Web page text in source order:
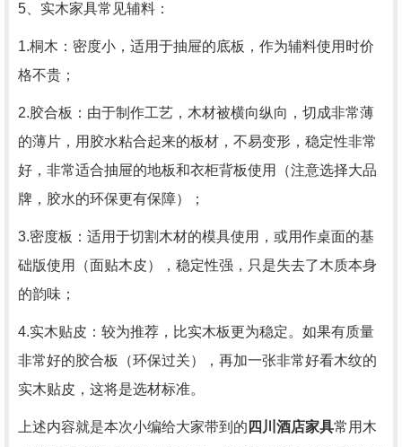
5、实木家具常见辅料：
1.桐木：密度小，适用于抽屉的底板，作为辅料使用时价
格不贵；
2.胶合板：由于制作工艺，木材被横向纵向，切成非常薄
的薄片，用胶水粘合起来的板材，不易变形，稳定性非常
好，非常适合抽屉的地板和衣柜背板使用（注意选择大品
牌，胶水的环保更有保障）；
3.密度板：适用于切割木材的模具使用，或用作桌面的基
础版使用（面贴木皮），稳定性强，只是失去了木质本身
的韵味；
4.实木贴皮：较为推荐，比实木板更为稳定。如果有质量
非常好的胶合板（环保过关），再加一张非常好看木纹的
实木贴皮，这将是选材标准。
上述内容就是本次小编给大家带到的 四川酒店家具常用木